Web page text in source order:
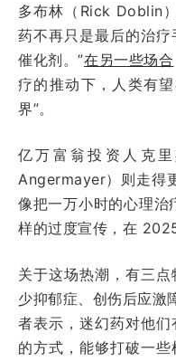
多布林（Rick Doblin）
药不再只是最后的治
催化剂。”在另一些场合
疗的推动下，人类有
界”。
亿万富翁投资人克
Angermayer）则走得
像把一万小时的心理治
样的过度宣传，在
关于这场热潮，有三
少抑郁症、创伤后应激
者表示，迷幻药对他
的方式，能够打破一